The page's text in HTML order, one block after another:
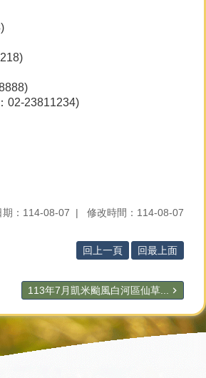
02-23811234)
期：114-08-07 修改時間：114-08-07
回上一頁 回最上面
113年7月凱米颱風白河區仙草...